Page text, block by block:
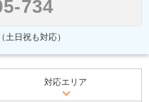
734
日祝も対応）
対応エリア